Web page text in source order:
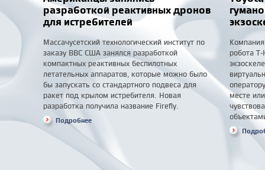
разработкой реактивных дронов
для истребителей
Массачусетский технологический институт по
заказу ВВС США занялся разработкой
компактных реактивных беспилотных
летательных аппаратов, которые можно было
бы запускать со стандартного подвеса для
ракет под крылом истребителя. Новая
разработка получила название Firefly.
Подробнее
робота
месте